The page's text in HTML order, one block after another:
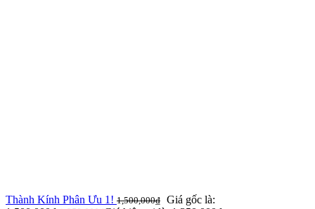
Thành Kính Phân Ưu 1! 1,500,000₫ Giá gốc là: